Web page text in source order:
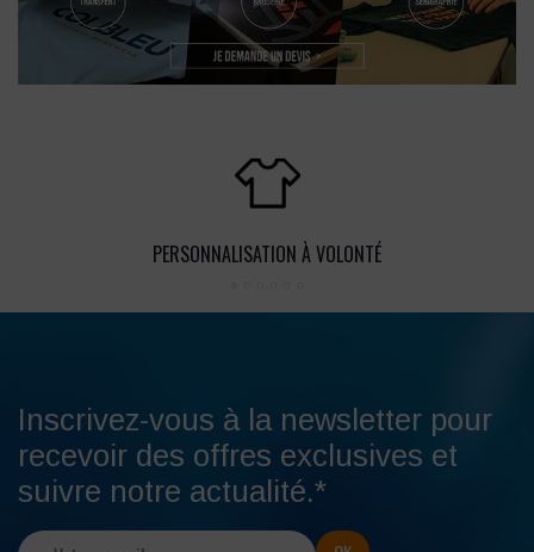
PERSONNALISATION À VOLONTÉ
Inscrivez-vous à la newsletter pour
recevoir des offres exclusives et
suivre notre actualité.*